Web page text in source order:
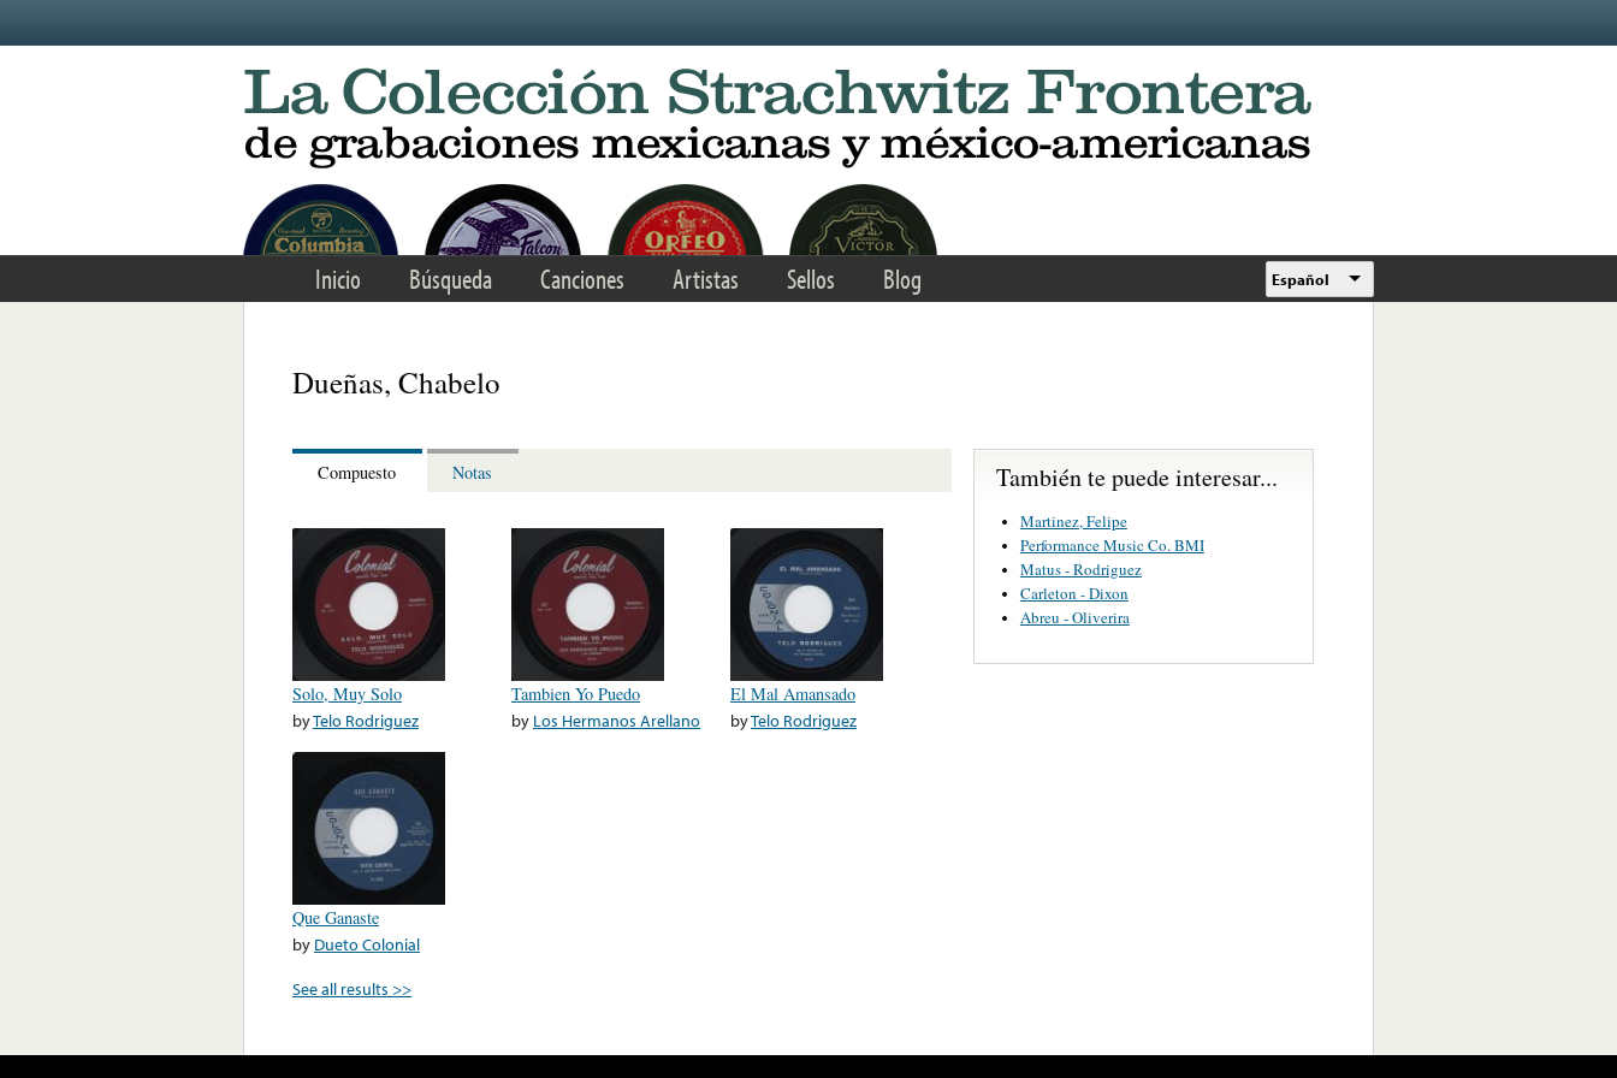
Inicio Búsqueda Canciones Artistas Sellos Blog Español
Dueñas, Chabelo
Compuesto Notas
Solo, Muy Solo
byTelo Rodriguez
Tambien Yo Puedo
by Los Hermanos Arellano
El Mal Amansado
byTelo Rodriguez
Que Ganaste
by Dueto Colonial
See all results >>
También te puede interesar...
Martinez, Felipe
Performance Music Co. BMI
Matus - Rodriguez
Carleton - Dixon
Abreu - Oliverira